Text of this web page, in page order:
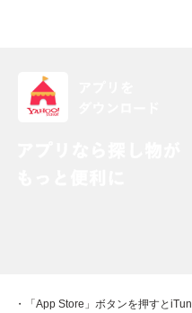
・「App Store」ボタンを押すと